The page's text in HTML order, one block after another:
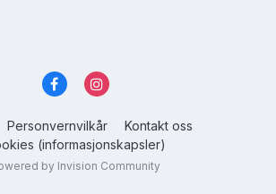
Personvernvilkår
Kontakt oss
(informasjonskapsler)
by Invision Community